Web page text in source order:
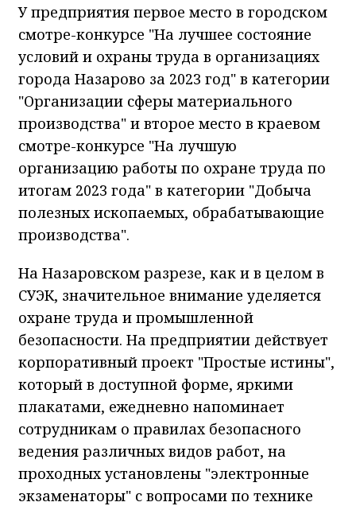
У предприятия первое место в городском
смотре-конкурсе "На лучшее состояние
условий и охраны труда в организациях
города Назарово за 2023 год" в категории
"Организации сферы материального
производства" и второе место в краевом
смотре-конкурсе "На лучшую
организацию работы по охране труда по
итогам 2023 года" в категории "Добыча
полезных ископаемых, обрабатывающие
производства".
На Назаровском разрезе, как и в целом в
СУЭК, значительное внимание уделяется
охране труда и промышленной
безопасности. На предприятии действует
корпоративный проект "Простые истины",
который в доступной форме, яркими
плакатами, ежедневно напоминает
сотрудникам о правилах безопасного
ведения различных видов работ, на
проходных установлены "электронные
экзаменаторы" с вопросами по технике